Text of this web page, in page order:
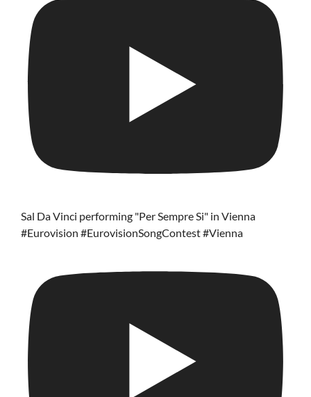
Sal Da Vinci performing "Per Sempre Si" in Vienna
#Eurovision #EurovisionSongContest #Vienna